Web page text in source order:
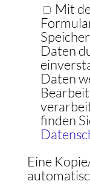
Mit
Daten
Daten
finden
Eine